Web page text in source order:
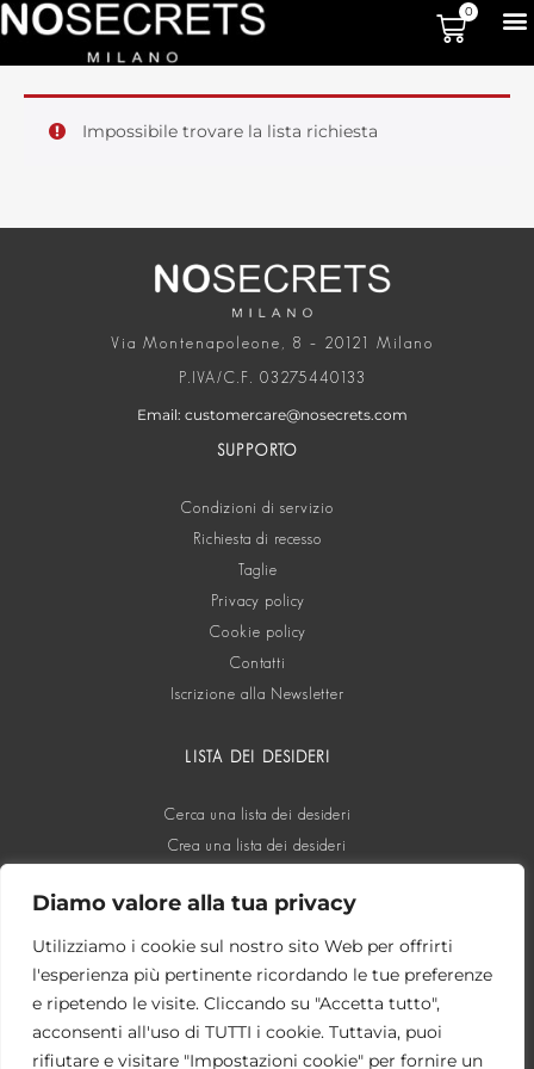
Diamo valore alla tua privacy
Utilizziamo i cookie sul nostro sito Web per offrirti
l'esperienza più pertinente ricordando le tue preferenze
e ripetendo le visite. Cliccando su "Accetta tutto",
acconsenti all'uso di TUTTI i cookie. Tuttavia, puoi
rifiutare e visitare "Impostazioni cookie" per fornire un
0
Impossibile trovare la lista richiesta
Via Montenapoleone, 8 – 20121 Milano
P.IVA/C.F. 03275440133
Email: customercare@nosecrets.com
SUPPORTO
Condizioni di servizio
Richiesta di recesso
Taglie
Privacy policy
Cookie policy
Contatti
Iscrizione alla Newsletter
LISTA DEI DESIDERI
Cerca una lista dei desideri
Crea una lista dei desideri
SOCIAL